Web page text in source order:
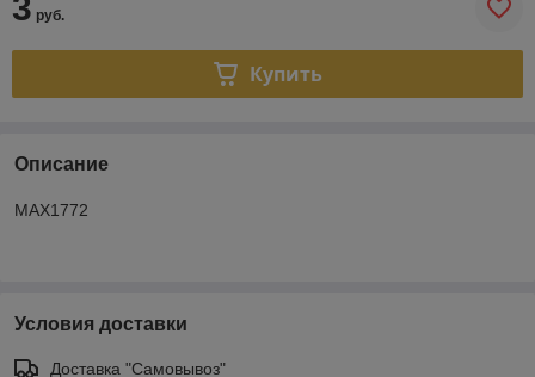
руб.
Купить
Описание
MAX1772
Условия доставки
Доставка "Самовывоз"